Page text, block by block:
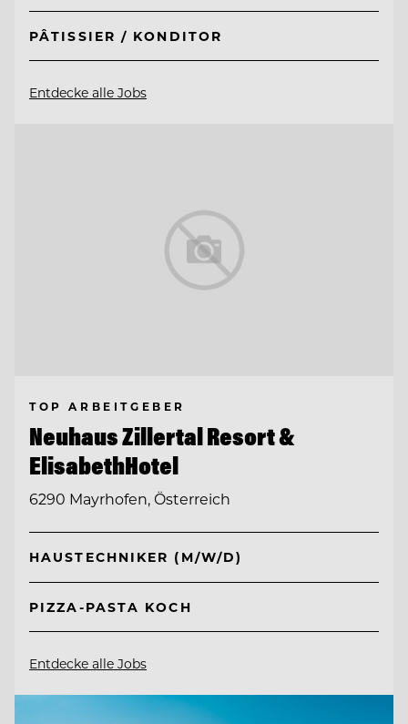
PÂTISSIER / KONDITOR
Entdecke alle Jobs
TOP ARBEITGEBER
Neuhaus Zillertal Resort &
ElisabethHotel
6290 Mayrhofen, Österreich
HAUSTECHNIKER (M/W/D)
PIZZA-PASTA KOCH
Entdecke alle Jobs